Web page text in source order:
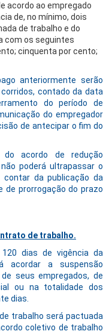
acordo ao empregado
de, no mínimo, dois
de trabalho e do
com os seguintes
cinquenta por cento;
anteriormente serão
contado da data
do período de
do empregador
de antecipar o fim do
acordo de redução
poderá ultrapassar o
da publicação da
de prorrogação do prazo
de trabalho.
dias de vigência da
acordar a suspensão
seus empregados, de
ou na totalidade dos
dias.
trabalho será pactuada
coletivo de trabalho